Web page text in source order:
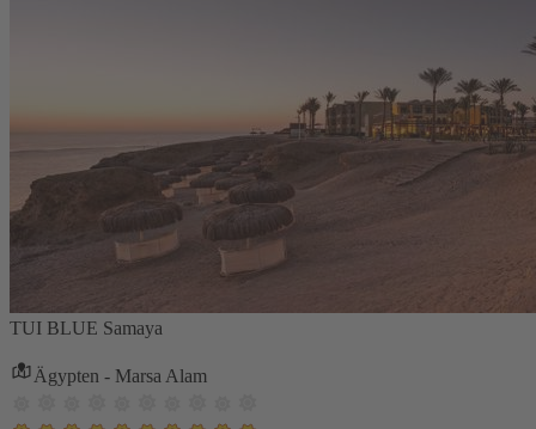
TUI BLUE Samaya
Ägypten - Marsa Alam